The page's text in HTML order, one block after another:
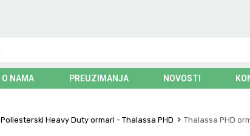
O NAMA PREUZIMANJA NOVOSTI
Poliesterski Heavy Duty ormari - Thalassa PHD
Thalassa PHD